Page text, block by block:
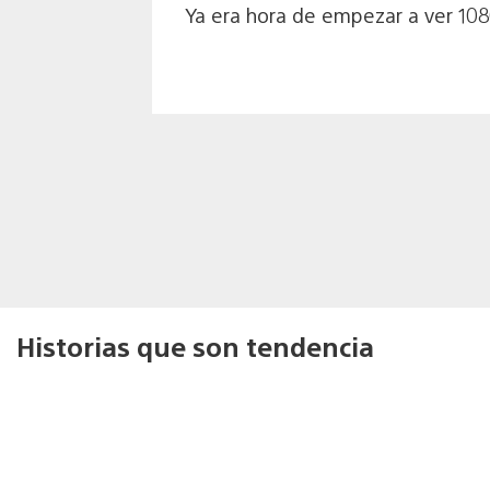
Ya era hora de empezar a ver
Historias que son tendencia